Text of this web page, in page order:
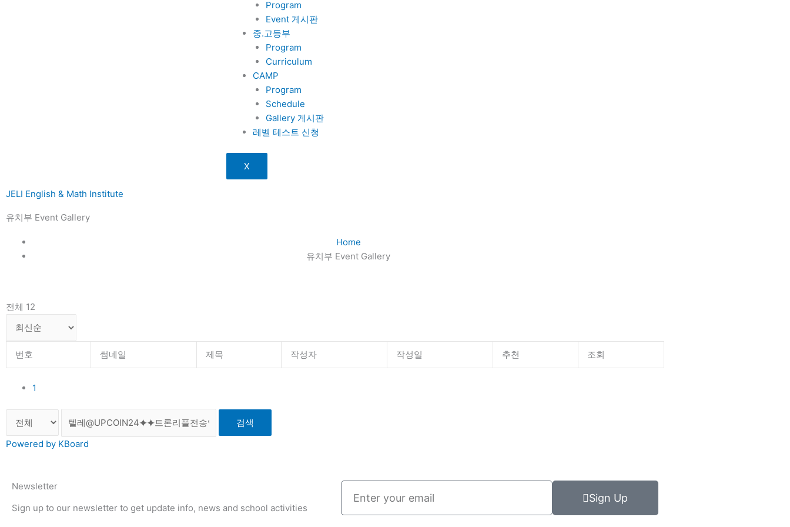
Program
Event 게시판
중.고등부
Program
Curriculum
CAMP
Program
Schedule
Gallery 게시판
레벨 테스트 신청
X
JELI English & Math Institute
유치부 Event Gallery
Home
유치부 Event Gallery
전체 12
번호 썸네일 제목 작성자 작성일 추천 조회
1
검색
Powered by KBoard
Newsletter
Sign up to our newsletter to get update info, news and school activities
Enter
your
email
Sign Up